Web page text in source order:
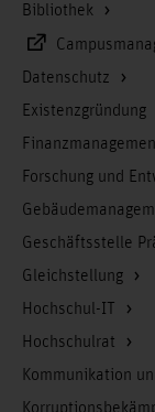
Bibliothek
Datenschutz
Existenzgründung
Forschung und
Geschäftsstelle
Gleichstellung
Hochschul-IT
Hochschulrat
Kommunikation